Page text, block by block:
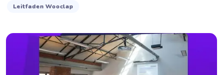
Leitfaden Wooclap